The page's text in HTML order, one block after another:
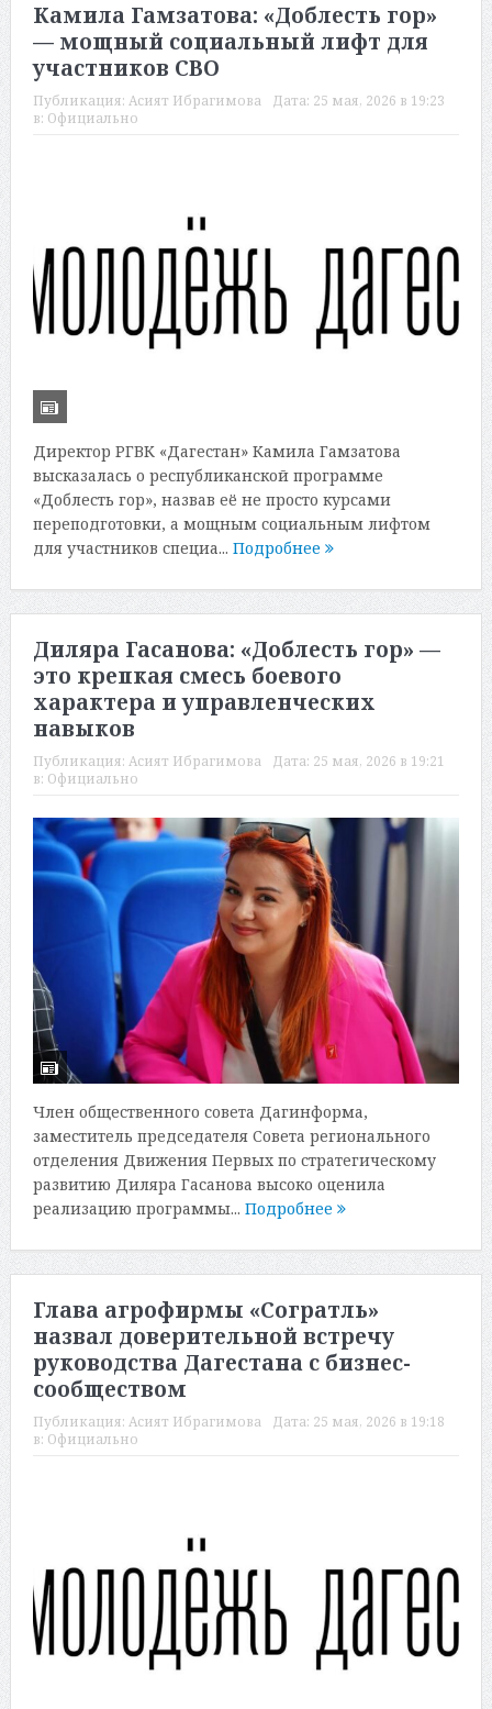
Камила Гамзатова: «Доблесть гор»
— мощный социальный лифт для
участников СВО
Публикация: Асият Ибрагимова Дата: 25 мая, 2026 в 19:23
в: Официально
Директор РГВК «Дагестан» Камила Гамзатова
высказалась о республиканской программе
«Доблесть гор», назвав её не просто курсами
переподготовки, а мощным социальным лифтом
для участников специа... Подробнее
Диляра Гасанова: «Доблесть гор» —
это крепкая смесь боевого
характера и управленческих
навыков
Публикация: Асият Ибрагимова Дата: 25 мая, 2026 в 19:21
в: Официально
Член общественного совета Дагинформа,
заместитель председателя Совета регионального
отделения Движения Первых по стратегическому
развитию Диляра Гасанова высоко оценила
реализацию программы... Подробнее
Глава агрофирмы «Согратль»
назвал доверительной встречу
руководства Дагестана с бизнес-
сообществом
Публикация: Асият Ибрагимова Дата: 25 мая, 2026 в 19:18
в: Официально